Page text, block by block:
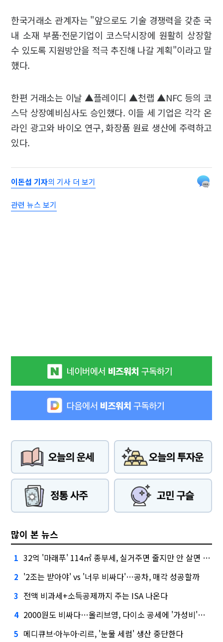
한국거래소 관계자는 "앞으로도 기술 경쟁력을 갖춘 국
내 소재 부품·전문기업이 코스닥시장에 원활히 상장할
수 있도록 지원방안을 적극 추진해 나갈 계획"이라고 말
했다.
한편 거래소는 이날 ▲플레이디 ▲천랩 ▲NFC 등의 코
스닥 상장예비심사도 승인했다. 이들 세 기업은 각각 온
라인 광고와 바이오 연구, 화장품 원료 생산에 주력하고
있다.
이돈섭 기자의 기사 더 보기
관련 뉴스 보기
많이 본 뉴스
1 32억 '마래푸' 114㎡ 종부세, 실거주면 줄지만 안 살면 2.5배
2 '2조는 받아야' vs '너무 비싸다'…공차, 매각 성공할까
3 전액 비과세+소득공제까지 주는 ISA 나온다
4 2000원도 비싸다…올리브영, 다이소 공세에 '가성비'로 맞불
5 메디큐브·아누아·리르, '눈물 세럼' 생산 중단한다